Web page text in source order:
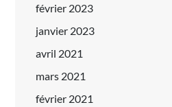
février 2023
janvier 2023
avril 2021
mars 2021
février 2021